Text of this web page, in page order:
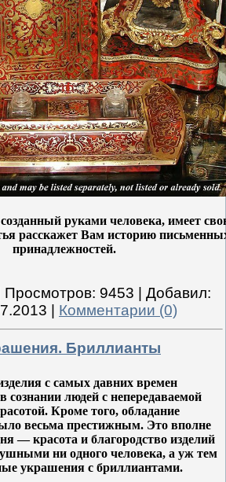
руками человека, имеет
расскажет Вам историю
принадлежностей.
Просмотров: 9453 | Добавил:
| Комментарии (0)
Бриллианты
с самых давних времен
сознании людей с непередаваемой
Кроме того, обладание
весьма престижным. Это вполне
— красота и благородство изделий
ни одного человека, а уж тем
украшения с бриллиантами.